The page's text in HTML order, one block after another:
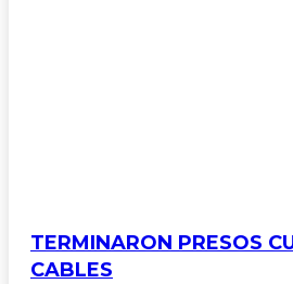
TERMINARON PRESOS
CABLES